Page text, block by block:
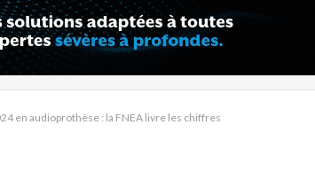
en audioprothèse : la FNEA livre les chiffres